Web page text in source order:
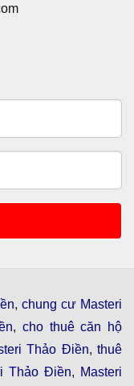
, chung cư Masteri
, cho thuê căn hộ
Thảo Điền,thuê
Thảo Điền, Masteri